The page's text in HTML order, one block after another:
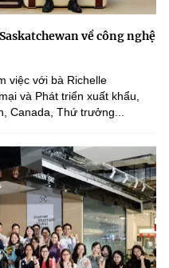
về công nghệ
việc với bà Richelle
và Phát triển xuất khẩu,
Canada, Thứ trưởng...